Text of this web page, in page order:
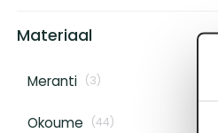
Materiaal
Meranti (3)
Okoume (44)